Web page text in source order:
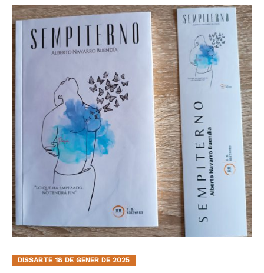
DISSABTE 18 DE GENER DE 2025